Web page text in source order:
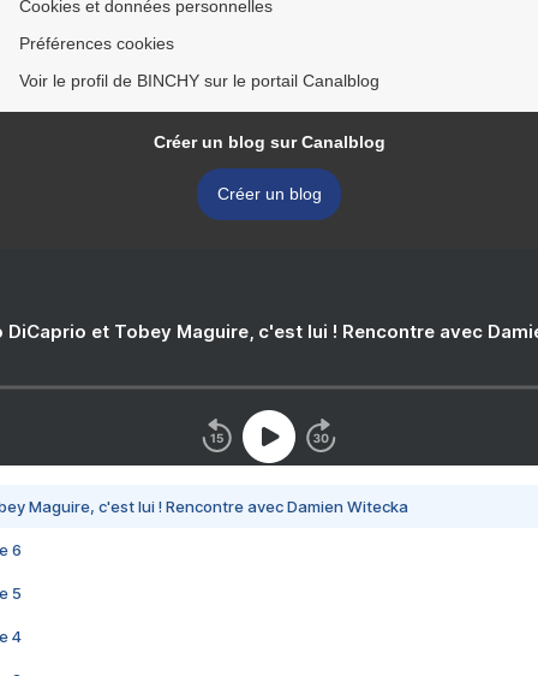
Cookies et données personnelles
Préférences cookies
Voir le profil de BINCHY sur le portail Canalblog
Créer un blog sur Canalblog
Créer un blog
DiCaprio et Tobey Maguire, c'est lui ! Rencontre avec
Maguire, c'est lui ! Rencontre avec Damien Witecka
6
5
4